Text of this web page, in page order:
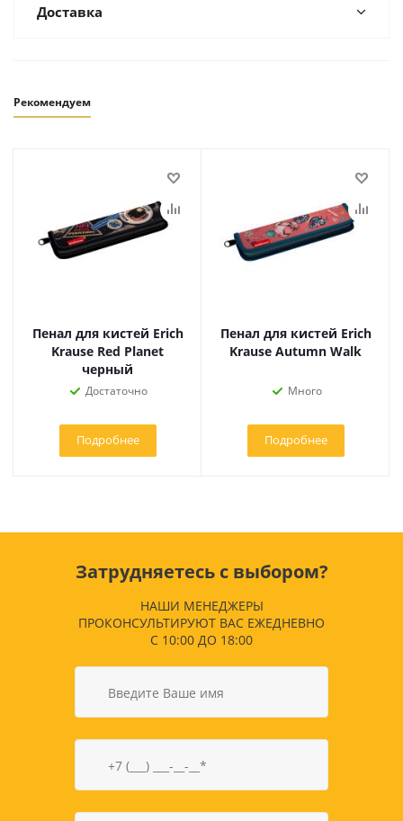
Доставка
Рекомендуем
Пенал для кистей Erich
Krause Red Planet
черный
Достаточно
Подробнее
Пенал для кистей Erich
Krause Autumn Walk
Много
Подробнее
Затрудняетесь с выбором?
НАШИ МЕНЕДЖЕРЫ
ПРОКОНСУЛЬТИРУЮТ ВАС ЕЖЕДНЕВНО
С 10:00 ДО 18:00